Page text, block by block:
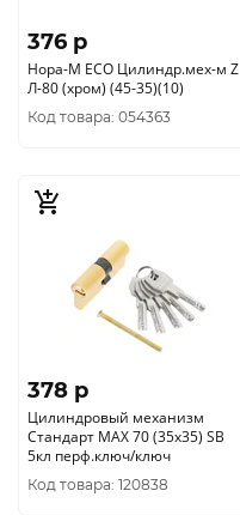
376 p
Нора-М ЕСО Цилиндр.мех-м Z
Л-80 (хром) (45-35)(10)
Код товара: 054363
378 p
Цилиндровый механизм
Стандарт MAX 70 (35х35) SB
5кл перф.ключ/ключ
Код товара: 120838